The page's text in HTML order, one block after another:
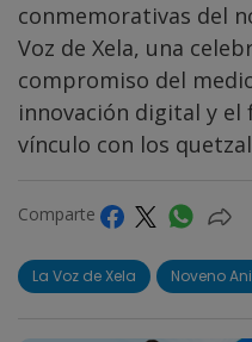
conmemorativas del
Voz de Xela, una
compromiso del
innovación digital y
vínculo con los
Comparte
La Voz de Xela Noveno